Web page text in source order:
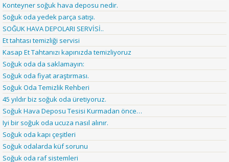
Konteyner soğuk hava deposu nedir.
Soğuk oda yedek parça satışı.
SOĞUK HAVA DEPOLARI SERVİSİ..
Et tahtası temizliği servisi
Kasap Et Tahtanızı kapınızda temizliyoruz
Soğuk oda da saklamayın:
Soğuk oda fiyat araştırması.
Soğuk Oda Temizlik Rehberi
45 yıldır biz soğuk oda üretiyoruz.
Soğuk Hava Deposu Tesisi Kurmadan önce…
Iyi bir soğuk oda ucuza nasıl alınır.
Soğuk oda kapı çeşitleri
Soğuk odalarda küf sorunu
Soğuk oda raf sistemleri